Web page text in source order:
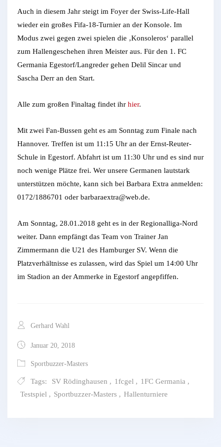
Auch in diesem Jahr steigt im Foyer der Swiss-Life-Hall
wieder ein großes Fifa-18-Turnier an der Konsole. Im
Modus zwei gegen zwei spielen die ‚Konsoleros‘ parallel
zum Hallengeschehen ihren Meister aus. Für den 1. FC
Germania Egestorf/Langreder gehen Delil Sincar und
Sascha Derr an den Start.
Alle zum großen Finaltag findet ihr hier.
Mit zwei Fan-Bussen geht es am Sonntag zum Finale nach
Hannover. Treffen ist um 11:15 Uhr an der Ernst-Reuter-
Schule in Egestorf. Abfahrt ist um 11:30 Uhr und es sind nur
noch wenige Plätze frei. Wer unsere Germanen lautstark
unterstützen möchte, kann sich bei Barbara Extra anmelden:
0172/1886701 oder barbaraextra@web.de.
Am Sonntag, 28.01.2018 geht es in der Regionalliga-Nord
weiter. Dann empfängt das Team von Trainer Jan
Zimmermann die U21 des Hamburger SV. Wenn die
Platzverhältnisse es zulassen, wird das Spiel um 14:00 Uhr
im Stadion an der Ammerke in Egestorf angepfiffen.
Gerhard Wahl
Januar 20, 2018
Sportbuzzer-Masters
Tags: SV Rödinghausen , 1fcgel , 1FC Germania ,
Testspiel , Sportbuzzer-Masters , Hallenturniere